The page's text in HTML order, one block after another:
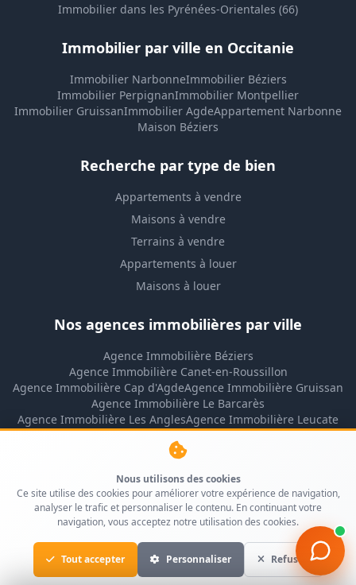
Nous utilisons des cookies
Ce site utilise des cookies pour améliorer votre expérience de navigation,
analyser le trafic et personnaliser le contenu. En continuant votre
navigation, vous acceptez notre utilisation des cookies.
Tout accepter Personnaliser Refuser
Immobilier dans les Pyrénées-Orientales (66)
Immobilier par ville en Occitanie
Immobilier NarbonneImmobilier Béziers
Immobilier PerpignanImmobilier Montpellier
Immobilier GruissanImmobilier AgdeAppartement Narbonne
Maison Béziers
Recherche par type de bien
Appartements à vendre
Maisons à vendre
Terrains à vendre
Appartements à louer
Maisons à louer
Nos agences immobilières par ville
Agence Immobilière Béziers
Agence Immobilière Canet-en-Roussillon
Agence Immobilière Cap d'AgdeAgence Immobilière Gruissan
Agence Immobilière Le Barcarès
Agence Immobilière Les AnglesAgence Immobilière Leucate
Agence Immobilière Lézignan-Corbières
Agence Immobilière Montpellier
Agence Immobilière Narbonne-Plage
Agence Immobilière Perpignan
Agence Immobilière Port-la-Nouvelle
Agence Immobilière Rivesaltes
Agence Immobilière Saint-Cyprien
Agence Immobilière Saint-Pierre-la-Mer
Agence Immobilière SigeanAgence Immobilière Valras-Plage